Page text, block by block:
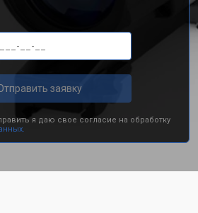
заявку
я даю свое согласие на обработку